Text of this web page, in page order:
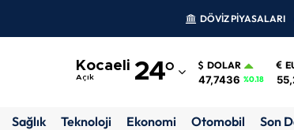
DÖVİZ PİYASALARI
Kocaeli
Açık 24°
Adıyaman
DOLAR
47,7436 %0.18
Sağlık Teknoloji Ekonomi Otomobil Son